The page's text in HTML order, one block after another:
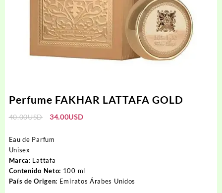
Perfume FAKHAR LATTAFA GOLD
40.00USD
El
original
40.00USD.
34.00USDEl
Eau de Parfum
Unisex
Marca: Lattafa
Contenido Neto: 100 ml
País de Origen: Emiratos Árabes Unidos